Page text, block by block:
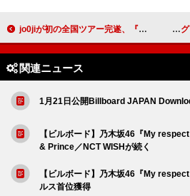
jo0jiが初の全国ツアー完遂、『呪術廻戦』EDテーマを初披露 歌力で魅せたライブのオフィシャルレポート到着 テイラ
関連ニュース
1月21日公開Billboard JAPAN
【ビルボード】乃木坂46『My
& Prince／NCT WISHが続く
【ビルボード】乃木坂46『My
ルス首位獲得